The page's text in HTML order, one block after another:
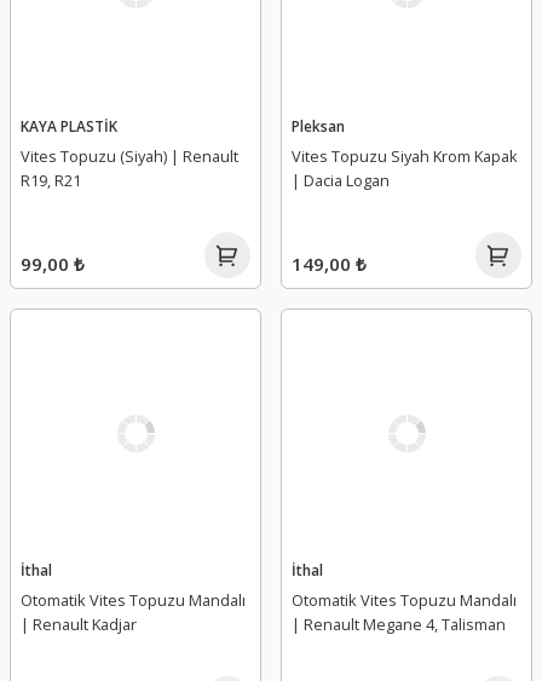
KAYA PLASTİK
Vites Topuzu (Siyah) | Renault
R19, R21
99,00 ₺
Pleksan
Vites Topuzu Siyah Krom Kapak
| Dacia Logan
149,00 ₺
İthal
Otomatik Vites Topuzu Mandalı
| Renault Kadjar
İthal
Otomatik Vites Topuzu Mandalı
| Renault Megane 4, Talisman